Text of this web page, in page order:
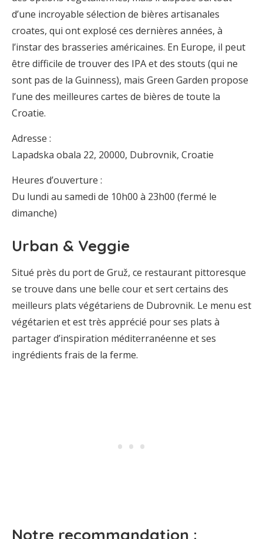
d’une incroyable sélection de bières artisanales
croates, qui ont explosé ces dernières années, à
l’instar des brasseries américaines. En Europe, il peut
être difficile de trouver des IPA et des stouts (qui ne
sont pas de la Guinness), mais Green Garden propose
l’une des meilleures cartes de bières de toute la
Croatie.
Adresse :
Lapadska obala 22, 20000, Dubrovnik, Croatie
Heures d’ouverture :
Du lundi au samedi de 10h00 à 23h00 (fermé le
dimanche)
Urban & Veggie
Situé près du port de Gruž, ce restaurant pittoresque
se trouve dans une belle cour et sert certains des
meilleurs plats végétariens de Dubrovnik. Le menu est
végétarien et est très apprécié pour ses plats à
partager d’inspiration méditerranéenne et ses
ingrédients frais de la ferme.
Notre recommandation :